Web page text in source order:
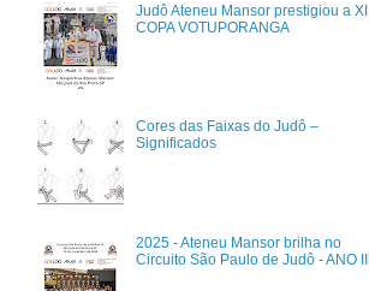
Judô Ateneu Mansor prestigiou a XI
COPA VOTUPORANGA
Cores das Faixas do Judô –
Significados
2025 - Ateneu Mansor brilha no
Circuito São Paulo de Judô - ANO III